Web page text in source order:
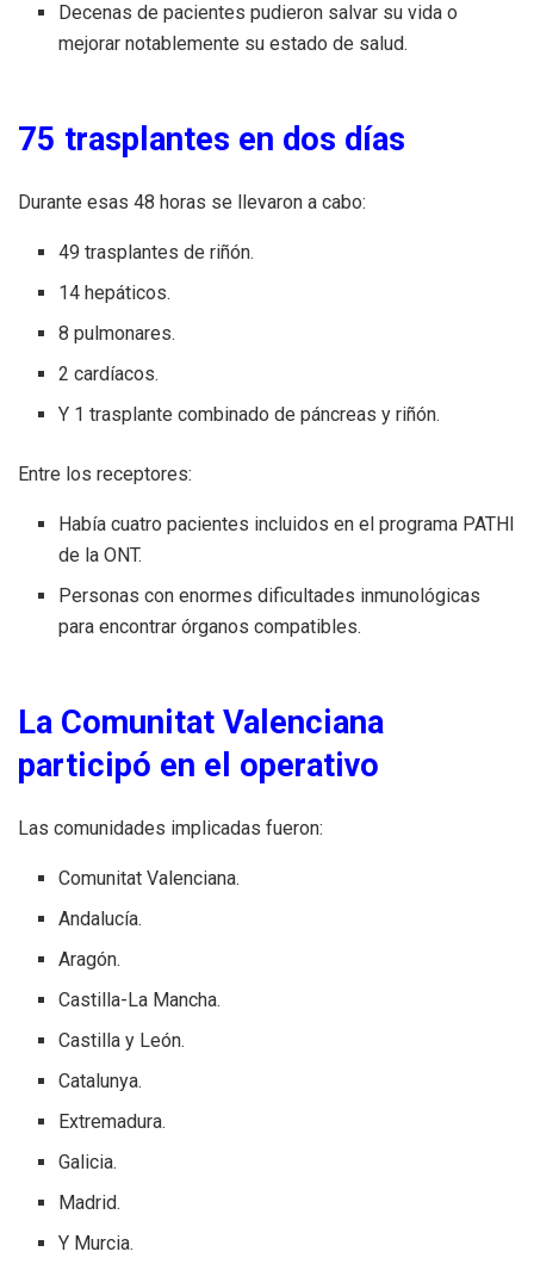
Decenas de pacientes pudieron salvar su vida o
mejorar notablemente su estado de salud.
75 trasplantes en dos días
Durante esas 48 horas se llevaron a cabo:
49 trasplantes de riñón.
14 hepáticos.
8 pulmonares.
2 cardíacos.
Y 1 trasplante combinado de páncreas y riñón.
Entre los receptores:
Había cuatro pacientes incluidos en el programa PATHI
de la ONT.
Personas con enormes dificultades inmunológicas
para encontrar órganos compatibles.
La Comunitat Valenciana
participó en el operativo
Las comunidades implicadas fueron:
Comunitat Valenciana.
Andalucía.
Aragón.
Castilla-La Mancha.
Castilla y León.
Catalunya.
Extremadura.
Galicia.
Madrid.
Y Murcia.